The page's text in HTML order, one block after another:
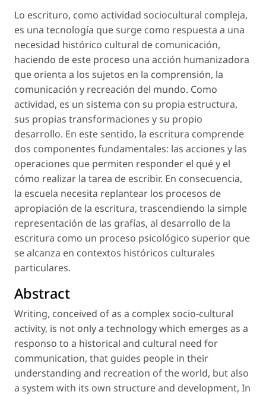
Lo escrituro, como actividad sociocultural compleja,
es una tecnología que surge como respuesta a una
necesidad histórico cultural de comunicación,
haciendo de este proceso una acción humanizadora
que orienta a los sujetos en la comprensión, la
comunicación y recreación del mundo. Como
actividad, es un sistema con su propia estructura,
sus propias transformaciones y su propio
desarrollo. En este sentido, la escritura comprende
dos componentes fundamentales: las acciones y las
operaciones que permiten responder el qué y el
cómo realizar la tarea de escribir. En consecuencia,
la escuela necesita replantear los procesos de
apropiación de la escritura, trascendiendo la simple
representación de las grafías, al desarrollo de la
escritura como un proceso psicológico superior que
se alcanza en contextos históricos culturales
particulares.
Abstract
Writing, conceived of as a complex socio-cultural
activity, is not only a technology which emerges as a
responso to a historical and cultural need for
communication, that guides people in their
understanding and recreation of the world, but also
a system with its own structure and development, In